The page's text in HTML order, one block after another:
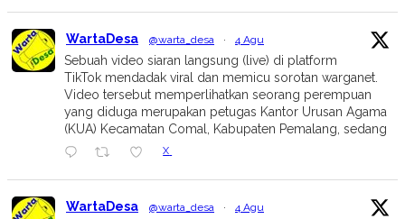
WartaDesa @warta_desa · 4 Agu
Sebuah video siaran langsung (live) di platform
TikTok mendadak viral dan memicu sorotan warganet.
Video tersebut memperlihatkan seorang perempuan
yang diduga merupakan petugas Kantor Urusan Agama
(KUA) Kecamatan Comal, Kabupaten Pemalang, sedang
X
WartaDesa @warta_desa · 4 Agu